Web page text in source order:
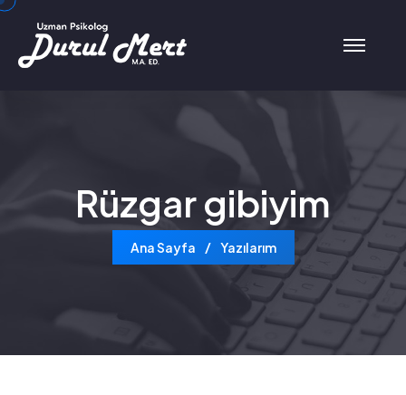
Rüzgar gibiyim
Ana Sayfa Yazılarım